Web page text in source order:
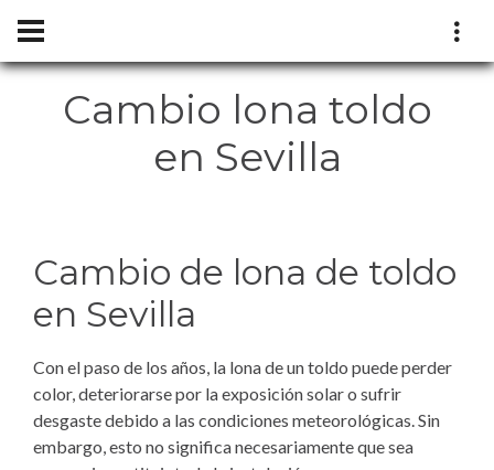
Cambio lona toldo
en Sevilla
Cambio de lona de toldo
en Sevilla
Con el paso de los años, la lona de un toldo puede perder
color, deteriorarse por la exposición solar o sufrir
desgaste debido a las condiciones meteorológicas. Sin
embargo, esto no significa necesariamente que sea